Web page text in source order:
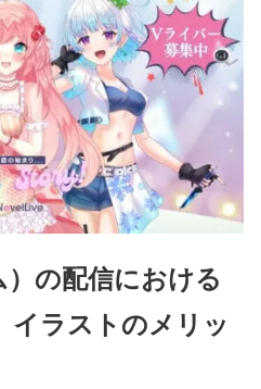
の配信における
イラストのメリッ